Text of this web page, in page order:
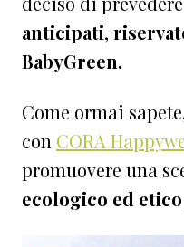
anticipati,
BabyGreen.
Come ormai
con CORA
promuovere una
ecologico ed